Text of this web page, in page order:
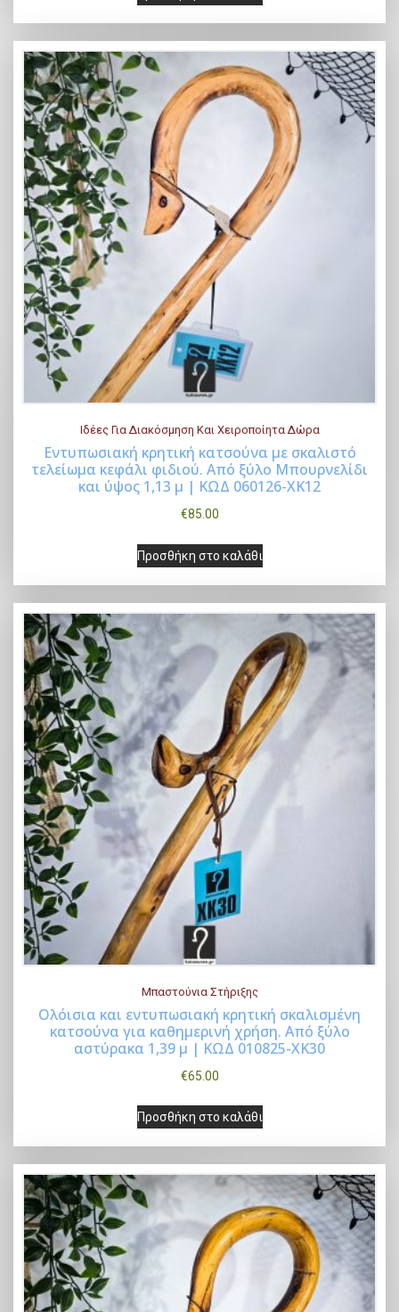
Buy Now
Ιδέες Για Διακόσμηση Και Χειροποίητα Δώρα
Εντυπωσιακή κρητική κατσούνα με σκαλιστό
τελείωμα κεφάλι φιδιού. Από ξύλο Μπουρνελίδι
και ύψος 1,13 μ | ΚΩΔ 060126-ΧΚ12
€85.00
Προσθήκη στο καλάθι
Buy Now
Μπαστούνια Στήριξης
Ολόισια και εντυπωσιακή κρητική σκαλισμένη
κατσούνα για καθημερινή χρήση. Από ξύλο
αστύρακα 1,39 μ | ΚΩΔ 010825-ΧΚ30
€65.00
Προσθήκη στο καλάθι